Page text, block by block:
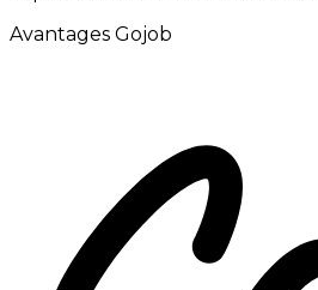
Avantages Gojob